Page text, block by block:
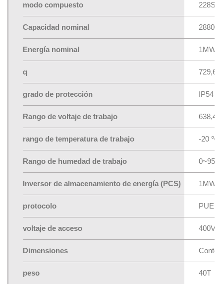
modo compuesto
Capacidad nominal
Energía nominal 1MW/
q 729,6
grado de protección IP54
Rango de voltaje de trabajo 638,4
rango de temperatura de trabajo -20 ℃
Rango de humedad de trabajo
Inversor de almacenamiento de energía (PCS) 1MW
protocolo
voltaje de acceso 400V,
Dimensiones
peso 40T